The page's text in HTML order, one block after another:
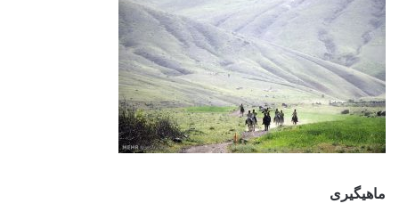
ماهیگیری